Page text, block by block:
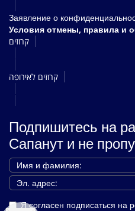
Заявление о
Условия отмены, правила и
קרוזים
קרוזים לאירופה
Подпишитесь на
Сапанут и не
Я согласен подписаться на